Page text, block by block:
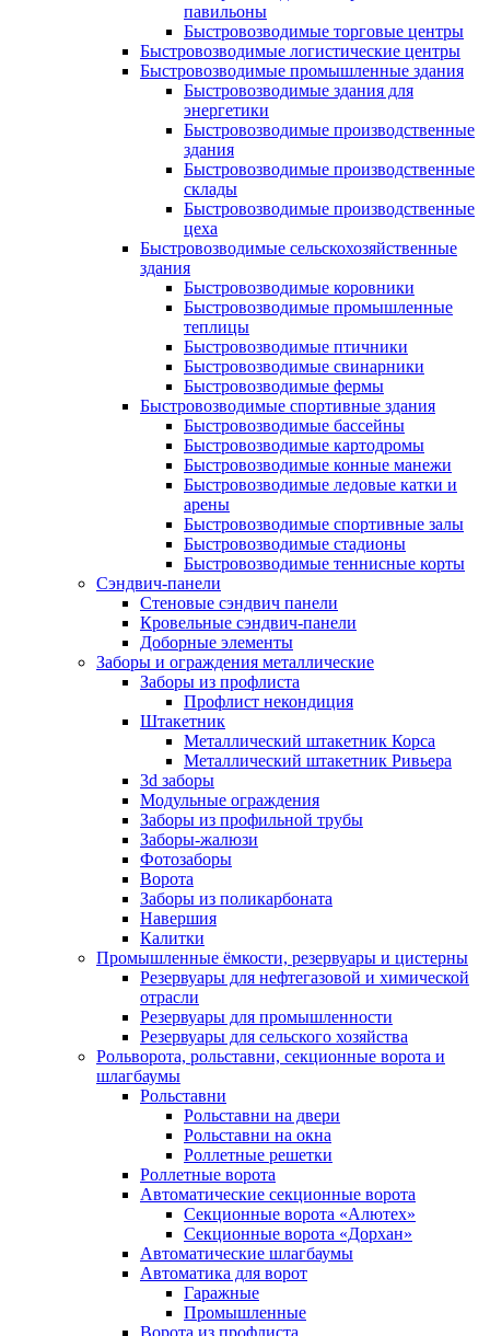
павильоны
Быстровозводимые торговые центры
Быстровозводимые логистические центры
Быстровозводимые промышленные здания
Быстровозводимые здания для
энергетики
Быстровозводимые производственные
здания
Быстровозводимые производственные
склады
Быстровозводимые производственные
цеха
Быстровозводимые сельскохозяйственные
здания
Быстровозводимые коровники
Быстровозводимые промышленные
теплицы
Быстровозводимые птичники
Быстровозводимые свинарники
Быстровозводимые фермы
Быстровозводимые спортивные здания
Быстровозводимые бассейны
Быстровозводимые картодромы
Быстровозводимые конные манежи
Быстровозводимые ледовые катки и
арены
Быстровозводимые спортивные залы
Быстровозводимые стадионы
Быстровозводимые теннисные корты
Сэндвич-панели
Стеновые сэндвич панели
Кровельные сэндвич-панели
Доборные элементы
Заборы и ограждения металлические
Заборы из профлиста
Профлист некондиция
Штакетник
Металлический штакетник Корса
Металлический штакетник Ривьера
3d заборы
Модульные ограждения
Заборы из профильной трубы
Заборы-жалюзи
Фотозаборы
Ворота
Заборы из поликарбоната
Навершия
Калитки
Промышленные ёмкости, резервуары и цистерны
Резервуары для нефтегазовой и химической
отрасли
Резервуары для промышленности
Резервуары для сельского хозяйства
Рольворота, рольставни, секционные ворота и
шлагбаумы
Рольставни
Рольставни на двери
Рольставни на окна
Роллетные решетки
Роллетные ворота
Автоматические секционные ворота
Секционные ворота «Алютех»
Секционные ворота «Дорхан»
Автоматические шлагбаумы
Автоматика для ворот
Гаражные
Промышленные
Ворота из профлиста